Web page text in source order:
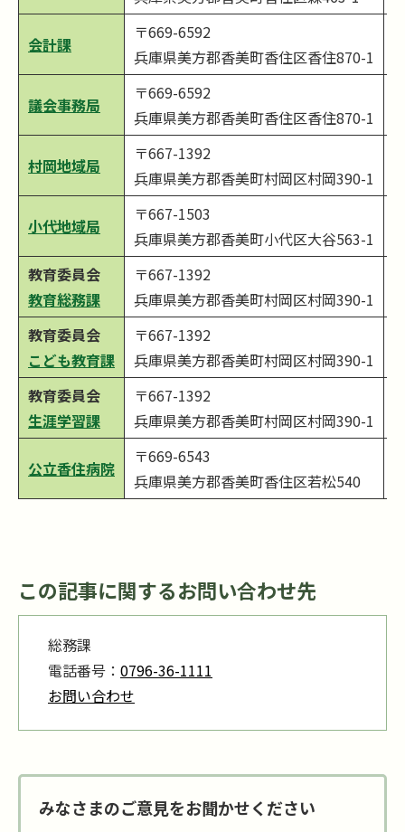
会計課
〒669-6592
兵庫県美方郡香美町香住区香住870-1
議会事務局
〒669-6592
兵庫県美方郡香美町香住区香住870-1
村岡地域局
〒667-1392
兵庫県美方郡香美町村岡区村岡390-1
小代地域局
〒667-1503
兵庫県美方郡香美町小代区大谷563-1
教育委員会
教育総務課
〒667-1392
兵庫県美方郡香美町村岡区村岡390-1
教育委員会
こども教育課
〒667-1392
兵庫県美方郡香美町村岡区村岡390-1
教育委員会
生涯学習課
〒667-1392
兵庫県美方郡香美町村岡区村岡390-1
公立香住病院
〒669-6543
兵庫県美方郡香美町香住区若松540
この記事に関するお問い合わせ先
総務課
電話番号： 0796-36-1111
お問い合わせ
みなさまのご意見をお聞かせください